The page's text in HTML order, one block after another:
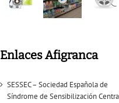
Enlaces Afigranca
SESSEC – Sociedad Española de
Síndrome de Sensibilización